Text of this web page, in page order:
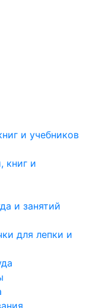
и учебников
книг и
и занятий
для лепки и